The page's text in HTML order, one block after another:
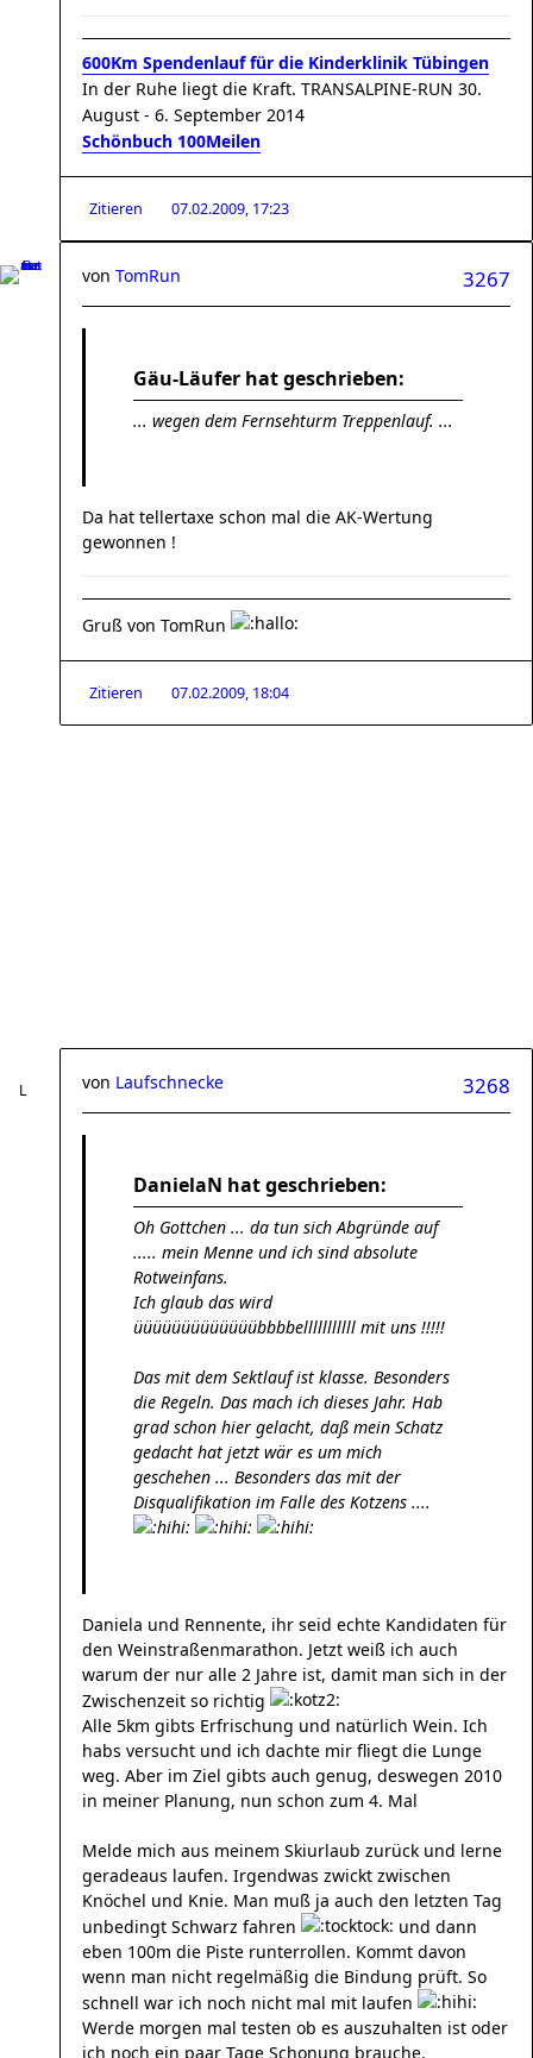
600Km Spendenlauf für die Kinderklinik Tübingen
In der Ruhe liegt die Kraft. TRANSALPINE-RUN 30.
August - 6. September 2014
Schönbuch 100Meilen
Zitieren 07.02.2009, 17:23
3267
von TomRun
Gäu-Läufer hat geschrieben:
... wegen dem Fernsehturm Treppenlauf. ...
Da hat tellertaxe schon mal die AK-Wertung
gewonnen !
Gruß von TomRun
Zitieren 07.02.2009, 18:04
3268
von Laufschnecke
DanielaN hat geschrieben:
Oh Gottchen ... da tun sich Abgründe auf
..... mein Menne und ich sind absolute
Rotweinfans.
Ich glaub das wird
üüüüüüüüüüüüübbbbelllllllllll mit uns !!!!!
Das mit dem Sektlauf ist klasse. Besonders
die Regeln. Das mach ich dieses Jahr. Hab
grad schon hier gelacht, daß mein Schatz
gedacht hat jetzt wär es um mich
geschehen ... Besonders das mit der
Disqualifikation im Falle des Kotzens ....
Daniela und Rennente, ihr seid echte Kandidaten für
den Weinstraßenmarathon. Jetzt weiß ich auch
warum der nur alle 2 Jahre ist, damit man sich in der
Zwischenzeit so richtig
Alle 5km gibts Erfrischung und natürlich Wein. Ich
habs versucht und ich dachte mir fliegt die Lunge
weg. Aber im Ziel gibts auch genug, deswegen 2010
in meiner Planung, nun schon zum 4. Mal
Melde mich aus meinem Skiurlaub zurück und lerne
geradeaus laufen. Irgendwas zwickt zwischen
Knöchel und Knie. Man muß ja auch den letzten Tag
unbedingt Schwarz fahren
und dann
eben 100m die Piste runterrollen. Kommt davon
wenn man nicht regelmäßig die Bindung prüft. So
schnell war ich noch nicht mal mit laufen
Werde morgen mal testen ob es auszuhalten ist oder
ich noch ein paar Tage Schonung brauche.